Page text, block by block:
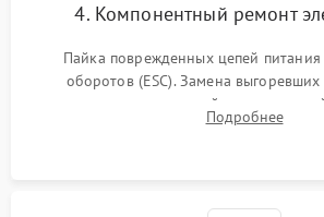
4. Компонентный ремонт
Пайка поврежденных цепей питания
оборотов (ESC). Замена
материнской плате,
Подробнее